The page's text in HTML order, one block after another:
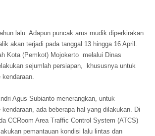
lalu. Adapun puncak arus mudik diperkirakan
akan terjadi pada tanggal 13 hingga 16 April.
Kota (Pemkot) Mojokerto melalui Dinas
sejumlah persiapan, khususnya untuk
Agus Subianto menerangkan, untuk
ada beberapa hal yang dilakukan. Di
CCRoom Area Traffic Control System (ATCS)
pemantauan kondisi lalu lintas dan